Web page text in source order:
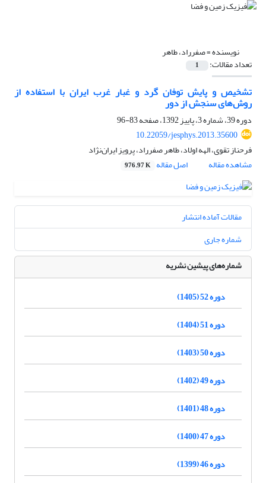
نویسنده =صفرراد، طاهر
تعداد مقالات: 1
تشخیص و پایش توفان گرد و غبار غرب ایران با استفاده از
روش‌‌‌های سنجش از دور
دوره 39، شماره 3، پاییز 1392، صفحه
83-96
10.22059/jesphys.2013.35600
فرحناز تقوی، الهه اولاد، طاهر صفرراد، پرویز ایران‌نژاد
مشاهده مقاله
اصل مقاله 976.97 K
مقالات آماده انتشار
شماره جاری
شماره‌های پیشین نشریه
دوره 52 (1405)
دوره 51 (1404)
دوره 50 (1403)
دوره 49 (1402)
دوره 48 (1401)
دوره 47 (1400)
دوره 46 (1399)